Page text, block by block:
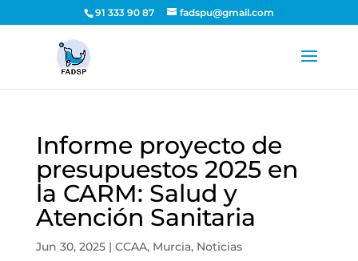
91 333 90 87 fadspu@gmail.com
Informe proyecto de
presupuestos 2025 en
la CARM: Salud y
Atención Sanitaria
Jun 30, 2025| CCAA, Murcia, Noticias